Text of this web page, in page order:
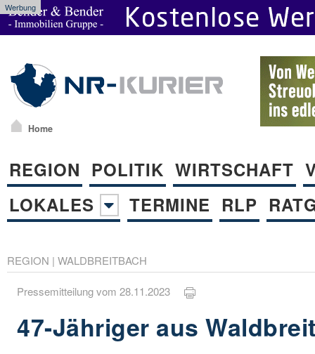
Werbung
Home
REGION POLITIK WIRTSCHAFT
LOKALES
TERMINE RLP
REGION | WALDBREITBACH
Pressemitteilung vom 28.11.2023
47-Jähriger aus